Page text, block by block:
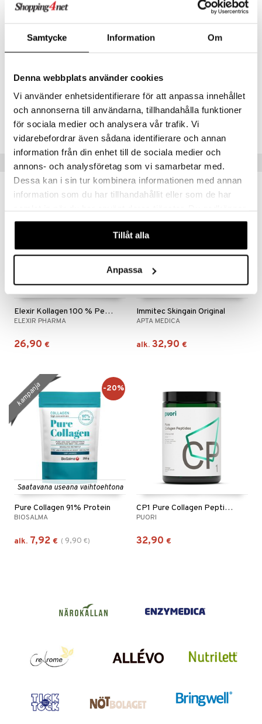
Samtycke Information Om
Denna webbplats använder cookies
Vi använder enhetsidentifierare för att anpassa innehållet
och annonserna till användarna, tillhandahålla funktioner
för sociala medier och analysera vår trafik. Vi
vidarebefordrar även sådana identifierare och annan
information från din enhet till de sociala medier och
annons- och analysföretag som vi samarbetar med.
Dessa kan i sin tur kombinera informationen med annan
information som du har tillhandahållit eller som de har
våra cookies vid fortsatt användande av vår webbplats.
Tillåt alla
Anpassa
Kollageenipeptidit (KALASTA), voivat sisältää MAITOA.
Ravintoaine 20 grammaa % DRI:stä*
- DRI puuttuu
Tuotenumero
HVPC1-WU-221
Suositut tuotteet
Elexir Kollagen 100 % Peptan kollagen
ELEXIR PHARMA
26,90 €
Immitec Skingain Original
APTA MEDICA
alk. 32,90 €
Saatavana useana vaihtoehtona
Pure Collagen 91% Protein
BIOSALMA
alk. 7,92 € ( 9,90 €)
kampanja -20%
CP1 Pure Collagen Peptides
PUORI
32,90 €